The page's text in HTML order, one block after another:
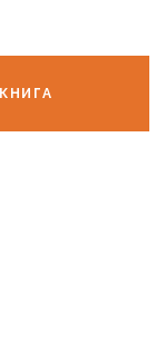
КНИГА